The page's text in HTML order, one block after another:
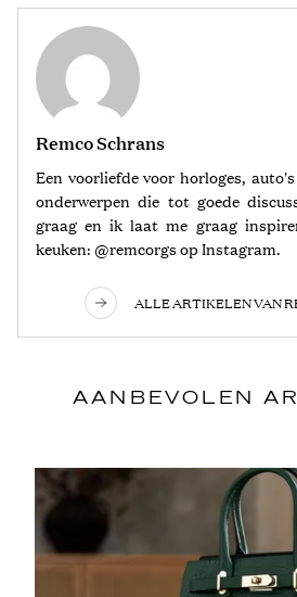
Remco Schrans
Een voorliefde voor horloges,
onderwerpen die tot goede
graag en ik laat me graag
keuken: @remcorgs op Instagram.
ALLE ARTIKELEN VAN
AANBEVOLEN